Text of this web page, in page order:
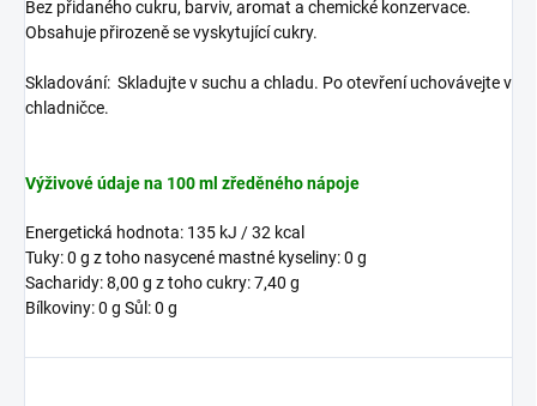
Bez přidaného cukru, barviv, aromat a chemické konzervace.
Obsahuje přirozeně se vyskytující cukry.
Skladování: Skladujte v suchu a chladu. Po otevření uchovávejte v
chladničce.
Výživové údaje na 100 ml zředěného nápoje
Energetická hodnota: 135 kJ / 32 kcal
Tuky: 0 g z toho nasycené mastné kyseliny: 0 g
Sacharidy: 8,00 g z toho cukry: 7,40 g
Bílkoviny: 0 g Sůl: 0 g